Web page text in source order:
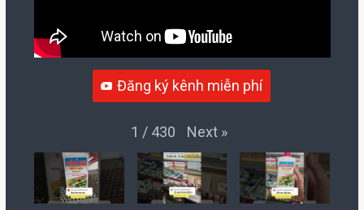
Đăng ký kênh miễn phí
1 / 430 Next »